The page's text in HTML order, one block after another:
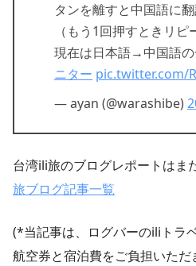
タンを離すと中国語に
（もう1回押すときリピ
現在は日本語→中国語の
ニター pic.twitter.com/
— ayan (@warashibe)
台湾ili旅のブログレポートはま
旅ブログ記事一覧
(*当記事は、ログバーのiliトラ
航空券と宿泊費をご負担いた